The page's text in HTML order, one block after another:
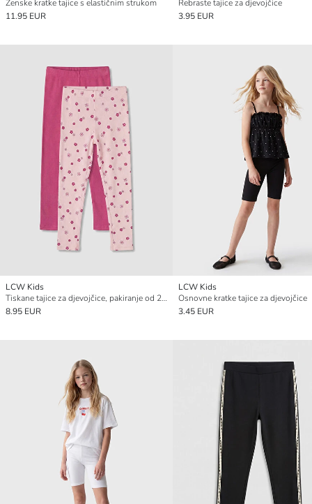
Ženske kratke tajice s elastičnim strukom
11.95 EUR
Rebraste tajice za djevojčice
3.95 EUR
LCW Kids
Tiskane tajice za djevojčice, pakiranje od 2 komada
8.95 EUR
LCW Kids
Osnovne kratke tajice za djevojčice
3.45 EUR